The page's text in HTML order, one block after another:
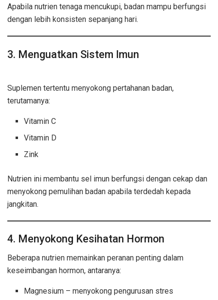
Apabila nutrien tenaga mencukupi, badan mampu berfungsi
dengan lebih konsisten sepanjang hari.
3. Menguatkan Sistem Imun
Suplemen tertentu menyokong pertahanan badan,
terutamanya:
Vitamin C
Vitamin D
Zink
Nutrien ini membantu sel imun berfungsi dengan cekap dan
menyokong pemulihan badan apabila terdedah kepada
jangkitan.
4. Menyokong Kesihatan Hormon
Beberapa nutrien memainkan peranan penting dalam
keseimbangan hormon, antaranya:
Magnesium – menyokong pengurusan stres